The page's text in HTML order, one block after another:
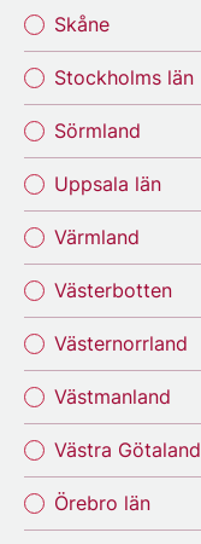
Skåne
Stockholms län
Sörmland
Uppsala län
Värmland
Västerbotten
Västernorrland
Västmanland
Västra Götaland
Örebro län